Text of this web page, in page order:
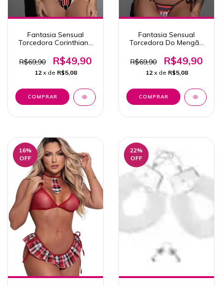
Fantasia Sensual
Torcedora Corinthiana
R$69,90
R$49,90
12 x de R$5,08
Fantasia Sensual
Torcedora Do Mengão
R$69,90
R$49,90
12 x de R$5,08
16%
OFF
22%
OFF